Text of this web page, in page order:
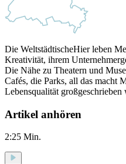
Die WeltstädtischeHier leben
Kreativität, ihrem
Die Nähe zu Theatern und
Cafés, die Parks, all das macht
Lebensqualität großgeschrieben
Artikel anhören
2:25 Min.